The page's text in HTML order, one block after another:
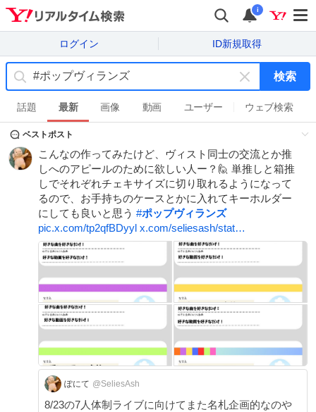
i
ログイン ID新規取得
キ
ー
ワ
ド
を
消
す
検索
話題 最新 画像 動画 ユーザー ウェブ検索
ベストポスト
こんなの作ってみたけど、ヴィスト同士の交流とか推
しへのアピールのために欲しい人ー？🙋 単推しと箱推
しでそれぞれチェキサイズに切り取れるようになって
るので、お手持ちのケースとかに入れてキーホルダー
にしても良いと思う #ポップヴィランズ
pic.x.com/tp2qfBDyyl x.com/seliesash/stat…
ぽにて @SeliesAsh
8/23の7人体制ライブに向けてまた名札企画的なのや